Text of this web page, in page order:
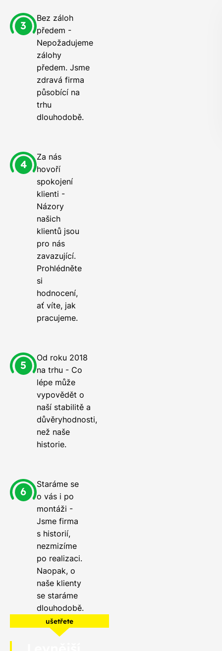
Bez záloh
předem -
Nepožadujeme
zálohy
předem. Jsme
zdravá firma
působící na
trhu
dlouhodobě.
Za nás
hovoří
spokojení
klienti -
Názory
našich
klientů jsou
pro nás
zavazující.
Prohlédněte
si
hodnocení,
ať víte, jak
pracujeme.
Od roku 2018
na trhu - Co
lépe může
vypovědět o
naší stabilitě a
důvěryhodnosti,
než naše
historie.
Staráme se
o vás i po
montáži -
Jsme firma
s historií,
nezmizíme
po realizaci.
Naopak, o
naše klienty
se staráme
dlouhodobě.
ušetřete